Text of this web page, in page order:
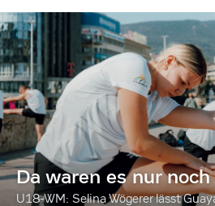
Da waren es nur
U18-WM: Selina Wögerer lässt